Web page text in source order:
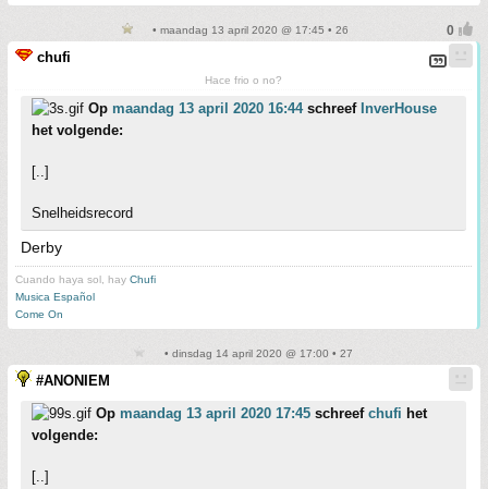
• maandag 13 april 2020 @ 17:45 • 26
chufi
Hace frio o no?
Op maandag 13 april 2020 16:44schreef InverHouse
het volgende:
[..]
Snelheidsrecord
Derby
Cuando haya sol, hay Chufi
Musica Español
Come On
• dinsdag 14 april 2020 @ 17:00 • 27
#ANONIEM
Op maandag 13 april 2020 17:45 schreef chufi het
volgende:
[..]